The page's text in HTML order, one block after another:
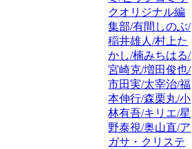
クオリジナル編
集部/有間しのぶ/
稲井雄人/村上た
かし/楠みちはる/
宮崎克/増田俊也/
市田実/太宰治/福
本伸行/森栗丸/小
林有吾/キリエ/星
野泰視/奥山直/ア
ガサ・クリステ